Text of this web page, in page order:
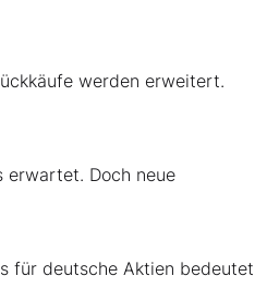
werden erweitert.
erwartet. Doch neue
für deutsche Aktien bedeutet